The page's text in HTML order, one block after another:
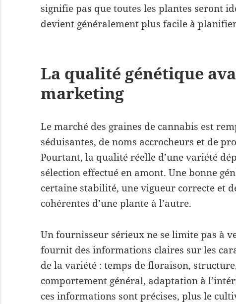
signifie pas que toutes les plantes seront
devient généralement plus facile à
La qualité génétique
marketing
Le marché des graines de cannabis est
séduisantes, de noms accrocheurs et de
Pourtant, la qualité réelle d’une variété
sélection effectué en amont. Une bonne
certaine stabilité, une vigueur correcte et
cohérentes d’une plante à l’autre.
Un fournisseur sérieux ne se limite pas à
fournit des informations claires sur les
de la variété : temps de floraison,
comportement général, adaptation à
ces informations sont précises, plus le